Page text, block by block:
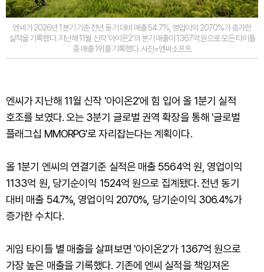
엔씨가 2026년 1분기 기준 전년 동기 대비 매출 54.7%, 영업이익 2070%가 증가한
실적을 기록했다. 지난해 11월 신작 '아이온2'의 분기 매출이 1367억 원으로 모든 타이틀
중 매출 1위를 기록했다. 사진=엔씨소프트
엔씨가 지난해 11월 신작 '아이온2'에 힘 입어 올 1분기 실적
호조를 보였다. 오는 3분기 글로벌 권역 확장을 통해 '글로벌
플래그십 MMORPG'로 자리잡는다는 계획이다.
올 1분기 엔씨의 연결기준 실적은 매출 5564억 원, 영업이익
1133억 원, 당기순이익 1524억 원으로 집계됐다. 전년 동기
대비 매출 54.7%, 영업이익 2070%, 당기순이익 306.4%가
증가한 수치다.
게임 타이틀 별 매출을 살펴보면 '아이온2'가 1367억 원으로
가장 높은 매출을 기록했다. 기존에 엔씨 실적을 책임져온